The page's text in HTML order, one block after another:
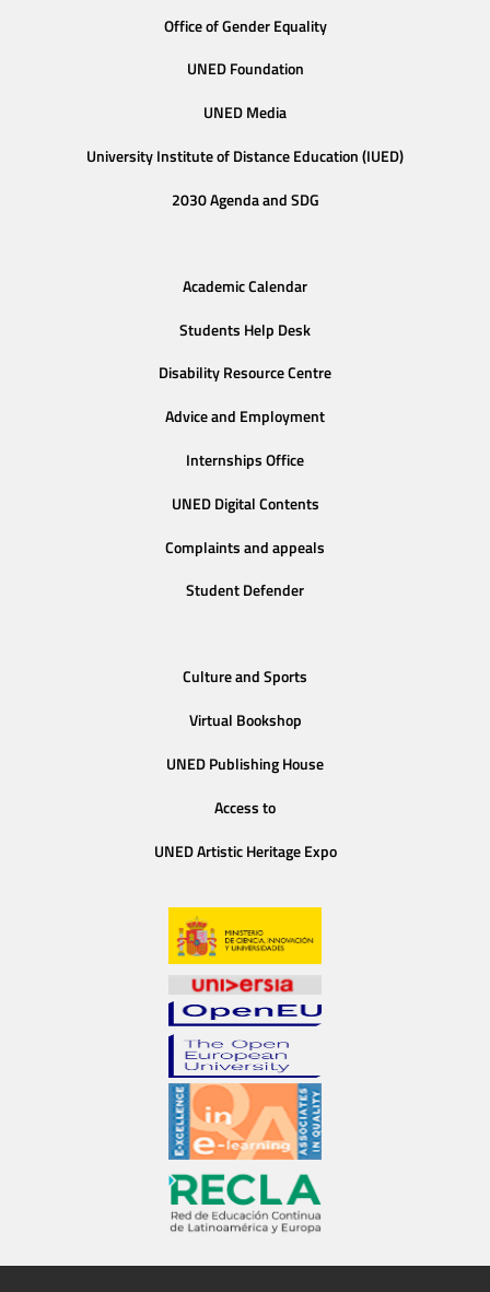
Office of Gender Equality
UNED Foundation
UNED Media
University Institute of Distance Education (IUED)
2030 Agenda and SDG
Academic Calendar
Students Help Desk
Disability Resource Centre
Advice and Employment
Internships Office
UNED Digital Contents
Complaints and appeals
Student Defender
Culture and Sports
Virtual Bookshop
UNED Publishing House
Access to
UNED Artistic Heritage Expo